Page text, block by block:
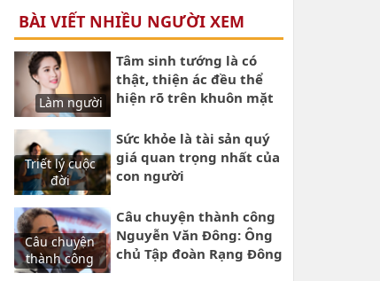
cần phải được rèn luyện để đi đến mục đích
cuối cùng, để đạt được thành công, người
đó phải có tính kiên định. Vậy, Kiên định là
gì, ý nghĩa và biểu hiện của sự kiên định
trong cuộc sống như thế nào.
BÀI VIẾT NHIỀU NGƯỜI XEM
Làm người
Tâm sinh tướng là có
thật, thiện ác đều thể
hiện rõ trên khuôn mặt
Triết lý cuộc
đời
Sức khỏe là tài sản quý
giá quan trọng nhất của
con người
Câu chuyện
thành công
Câu chuyện thành công
Nguyễn Văn Đông: Ông
chủ Tập đoàn Rạng Đông